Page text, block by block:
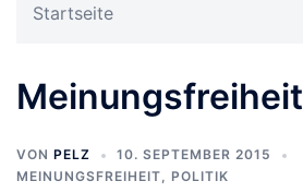
Startseite
Meinungsfreiheit
VON PELZ
10. SEPTEMBER 2015
MEINUNGSFREIHEIT, POLITIK